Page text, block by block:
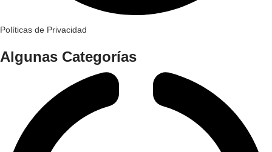
Políticas de Privacidad
Algunas Categorías